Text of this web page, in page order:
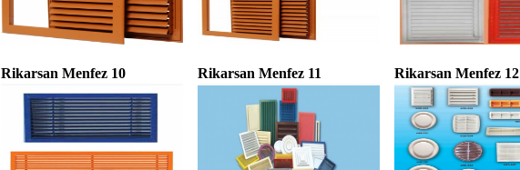
Rikarsan Menfez 10 Rikarsan Menfez 11 Rikarsan Menfez 12